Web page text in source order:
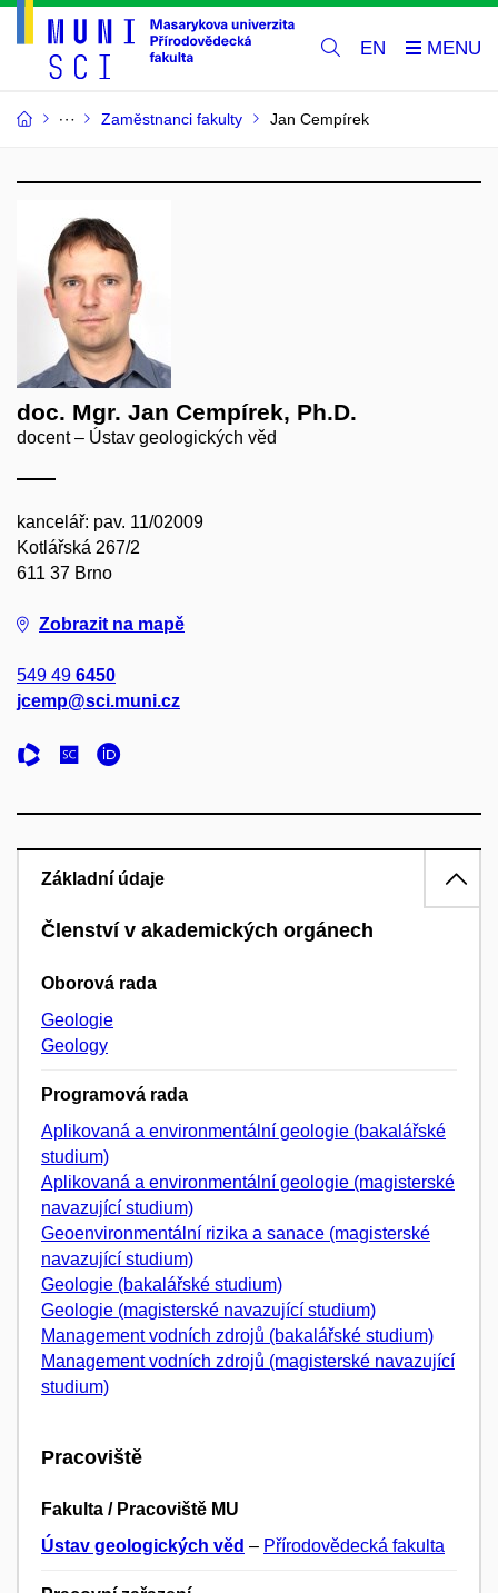
EN
Zaměstnanci fakulty Jan Cempírek
doc. Mgr. Jan Cempírek, Ph.D.
docent – Ústav geologických věd
kancelář: pav. 11/02009
Kotlářská 267/2
611 37 Brno
Zobrazit na mapě
549 49 6450
jcemp@sci.muni.cz
Základní údaje
Členství v akademických orgánech
Oborová rada
Geologie
Geology
Programová rada
Aplikovaná a environmentální geologie (bakalářské
studium)
Aplikovaná a environmentální geologie (magisterské
navazující studium)
Geoenvironmentální rizika a sanace (magisterské
navazující studium)
Geologie (bakalářské studium)
Geologie (magisterské navazující studium)
Management vodních zdrojů (bakalářské studium)
Management vodních zdrojů (magisterské navazující
studium)
Pracoviště
Fakulta / Pracoviště MU
Ústav geologických věd – Přírodovědecká fakulta